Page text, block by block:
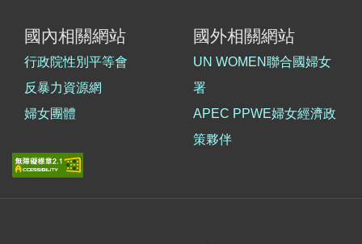
國內相關網站
行政院性別平等會
反暴力資源網
婦女團體
國外相關網站
UN WOMEN聯合國婦女
署
APEC PPWE婦女經濟政
策夥伴